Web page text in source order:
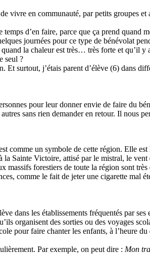
vivre en communauté, par petits groupes
d’en faire, parce que ça prend quand
journées pour ce type de bénévolat
la chaleur est très… très forte et qu’il y
seul ?
surtout, j’étais parent d’élève (6) dans
pour leur donner envie de faire du
sans rien demander en retour. Il nous
comme un symbole de cette région. Elle
Sainte Victoire, attisé par le mistral, le
forestiers de toute la région sont
comme le fait de jeter une cigarette mal
dans les établissements fréquentés par
organisent des sorties ou des voyages
pour faire chanter les enfants, à l’heure
Par exemple, on peut dire : Mon